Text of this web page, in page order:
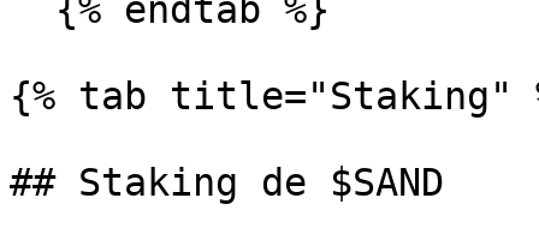
{% tab title="Staking"
## Staking de $SAND